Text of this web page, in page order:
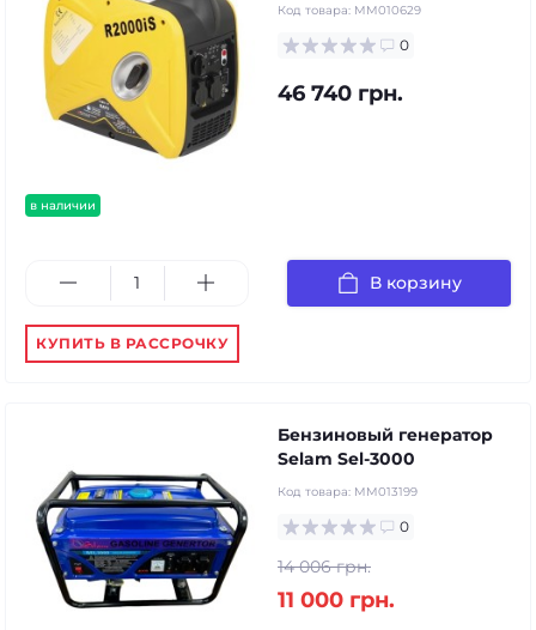
в наличии
Код товара: MM010629
0
46 740 грн.
В корзину
КУПИТЬ В РАССРОЧКУ
Бензиновый генератор
Selam Sel-3000
Код товара: MM013199
0
14 006 грн.
11 000 грн.